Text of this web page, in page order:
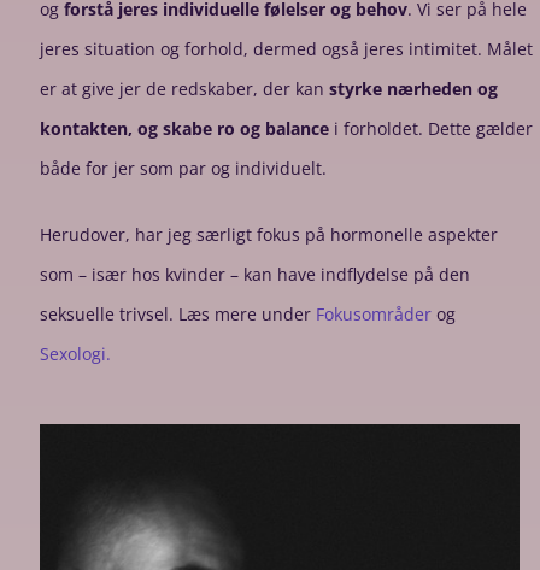
og forstå jeres individuelle følelser og behov. Vi ser på hele
jeres situation og forhold, dermed også jeres intimitet. Målet
er at give jer de redskaber, der kan styrke nærheden og
kontakten, og skabe ro og balance i forholdet. Dette gælder
både for jer som par og individuelt.
Herudover, har jeg særligt fokus på hormonelle aspekter
som – især hos kvinder – kan have indflydelse på den
seksuelle trivsel. Læs mere under Fokusområder og
Sexologi.